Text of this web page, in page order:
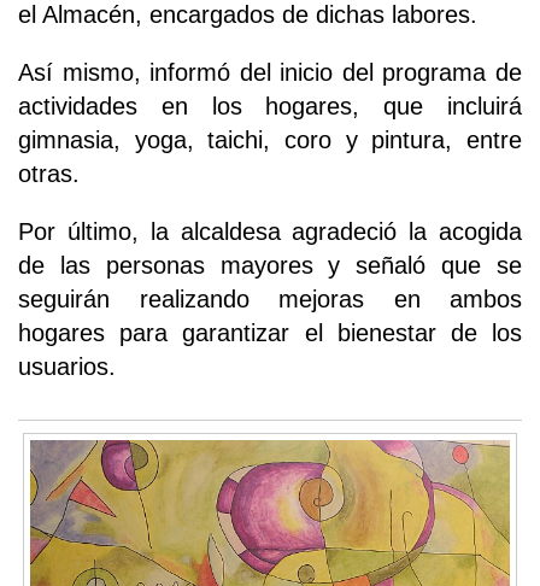
el Almacén, encargados de dichas labores.
Así mismo, informó del inicio del programa de
actividades en los hogares, que incluirá
gimnasia, yoga, taichi, coro y pintura, entre
otras.
Por último, la alcaldesa agradeció la acogida
de las personas mayores y señaló que se
seguirán realizando mejoras en ambos
hogares para garantizar el bienestar de los
usuarios.